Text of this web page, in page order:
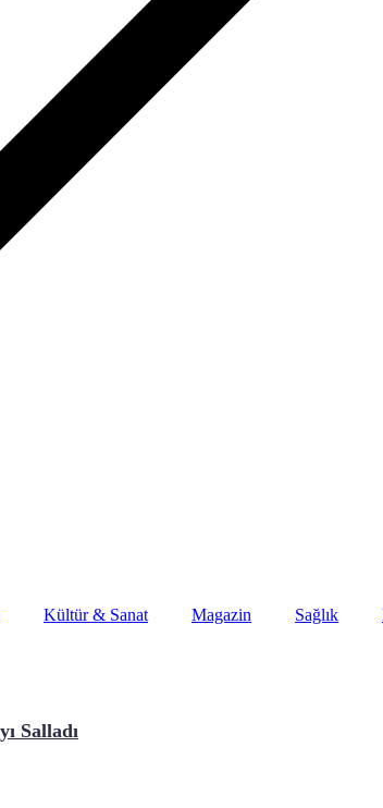
Kültür & Sanat Magazin Sağlık
Salladı